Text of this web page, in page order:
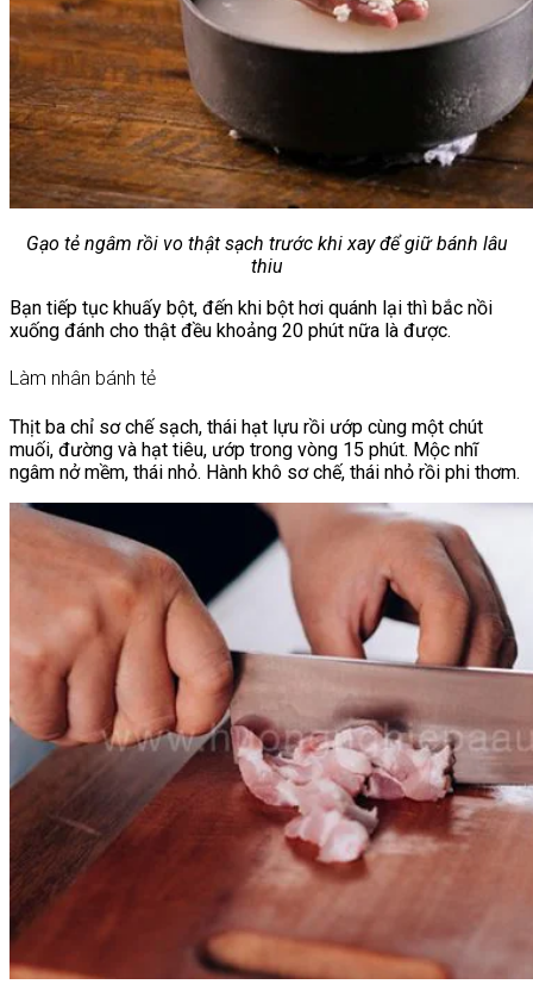
Chưa có sản phẩm trong giỏ hàng.
Giỏ hàng
Chưa có sản phẩm trong giỏ hàng.
Gạo tẻ ngâm rồi vo thật sạch trước khi xay để giữ bánh lâu
thiu
Bạn tiếp tục khuấy bột, đến khi bột hơi quánh lại thì bắc nồi
xuống đánh cho thật đều khoảng 20 phút nữa là được.
Làm nhân bánh tẻ
Thịt ba chỉ sơ chế sạch, thái hạt lựu rồi ướp cùng một chút
muối, đường và hạt tiêu, ướp trong vòng 15 phút. Mộc nhĩ
ngâm nở mềm, thái nhỏ. Hành khô sơ chế, thái nhỏ rồi phi thơm.